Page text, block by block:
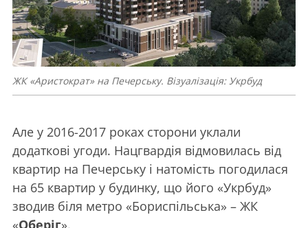
ЖК «Аристократ» на Печерську. Візуалізація: Укрбуд
Але у 2016-2017 роках сторони уклали
додаткові угоди. Нацгвардія відмовилась від
квартир на Печерську і натомість погодилася
на 65 квартир у будинку, що його «Укрбуд»
зводив біля метро «Бориспільська» – ЖК
«Оберіг».